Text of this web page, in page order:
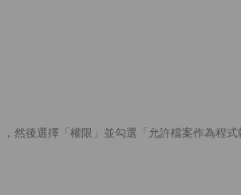
然後選擇「權限」並勾選「允許檔案作為程